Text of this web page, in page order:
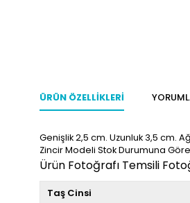
ÜRÜN ÖZELLIKLERI
Genişlik 2,5 cm. Uzunluk 3,5 cm.
Zincir Modeli Stok Durumuna
Ürün Fotoğrafı Temsili
Taş Cinsi